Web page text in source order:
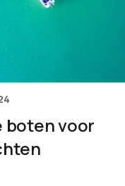
boten voor